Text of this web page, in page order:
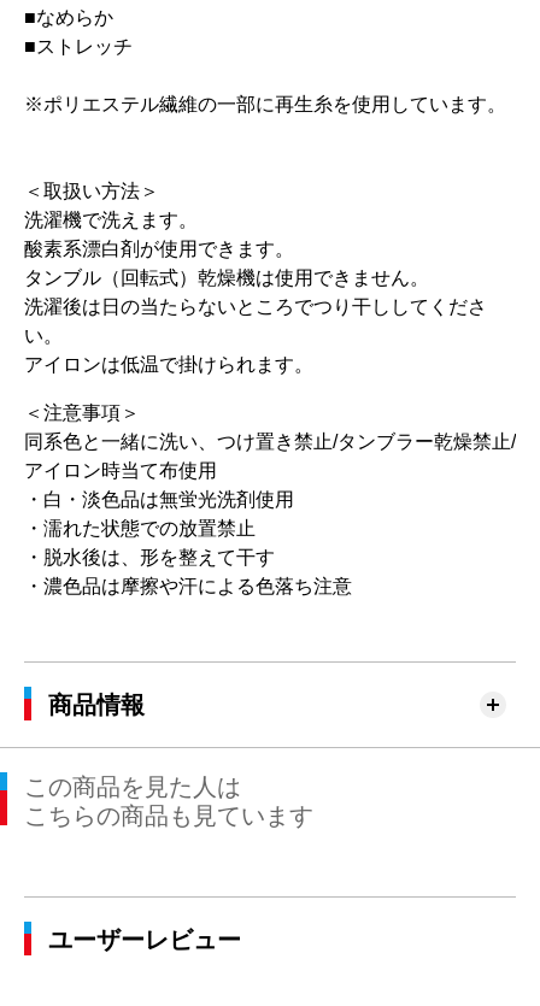
■なめらか
■ストレッチ
※ポリエステル繊維の一部に再生糸を使用しています。
＜取扱い方法＞
洗濯機で洗えます。
酸素系漂白剤が使用できます。
タンブル（回転式）乾燥機は使用できません。
洗濯後は日の当たらないところでつり干ししてくださ
い。
アイロンは低温で掛けられます。
＜注意事項＞
同系色と一緒に洗い、つけ置き禁止/タンブラー乾燥禁止/
アイロン時当て布使用
・白・淡色品は無蛍光洗剤使用
・濡れた状態での放置禁止
・脱水後は、形を整えて干す
・濃色品は摩擦や汗による色落ち注意
商品情報
この商品を見た人は
こちらの商品も見ています
ユーザーレビュー